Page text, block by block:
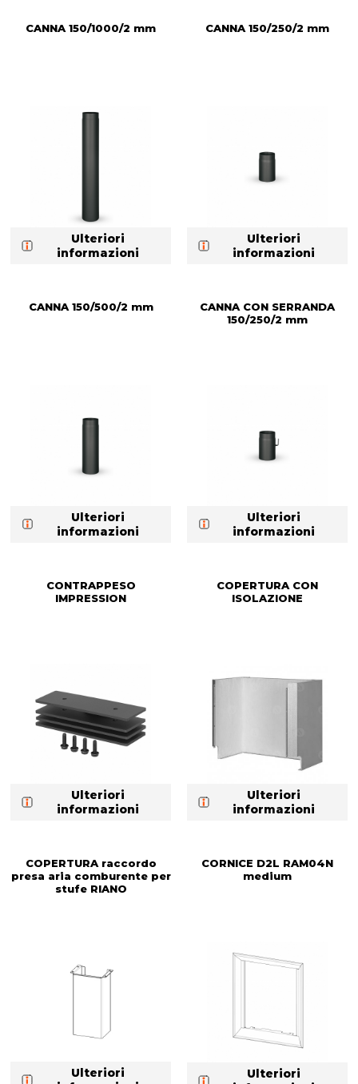
CANNA 150/1000/2 mm
Ulteriori
informazioni
CANNA 150/250/2 mm
Ulteriori
informazioni
CANNA 150/500/2 mm
Ulteriori
informazioni
CANNA CON SERRANDA
150/250/2 mm
Ulteriori
informazioni
CONTRAPPESO
IMPRESSION
Ulteriori
informazioni
COPERTURA CON
ISOLAZIONE
Ulteriori
informazioni
COPERTURA raccordo
presa aria comburente per
stufe RIANO
Ulteriori
CORNICE D2L RAM04N
medium
Ulteriori